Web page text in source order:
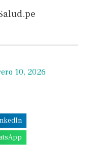
10, 2026